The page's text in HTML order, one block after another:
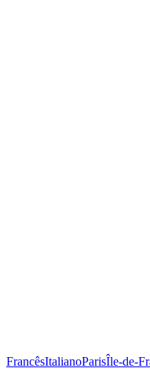
FrancêsItalianoParisÎle-de-